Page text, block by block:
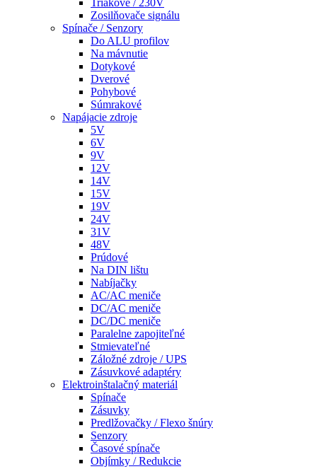
Triakové / 230V
Zosilňovače signálu
Spínače / Senzory
Do ALU profilov
Na mávnutie
Dotykové
Dverové
Pohybové
Súmrakové
Napájacie zdroje
5V
6V
9V
12V
14V
15V
19V
24V
31V
48V
Prúdové
Na DIN lištu
Nabíjačky
AC/AC meniče
DC/AC meniče
DC/DC meniče
Paralelne zapojiteľné
Stmievateľné
Záložné zdroje / UPS
Zásuvkové adaptéry
Elektroinštalačný materiál
Spínače
Zásuvky
Predlžovačky / Flexo šnúry
Senzory
Časové spínače
Objímky / Redukcie